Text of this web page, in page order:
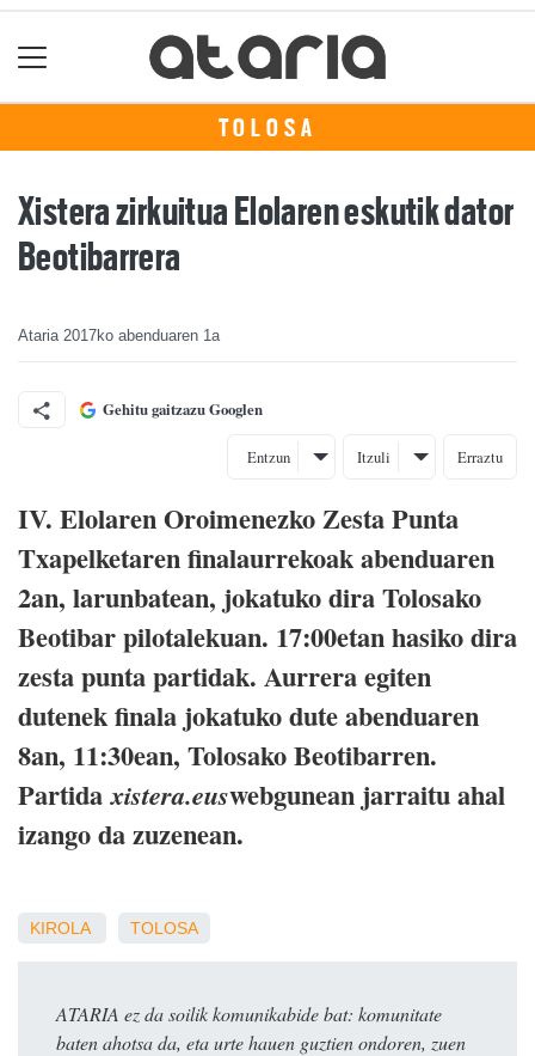
TOLOSA
Xistera zirkuitua Elolaren eskutik dator
Beotibarrera
Ataria 2017ko abenduaren 1a
Gehitu gaitzazu Googlen
Entzun Itzuli Erraztu
IV. Elolaren Oroimenezko Zesta Punta
Txapelketaren finalaurrekoak abenduaren
2an, larunbatean, jokatuko dira Tolosako
Beotibar pilotalekuan. 17:00etan hasiko dira
zesta punta partidak. Aurrera egiten
dutenek finala jokatuko dute abenduaren
8an, 11:30ean, Tolosako Beotibarren.
Partidaxistera.euswebgunean jarraitu ahal
izango da zuzenean.
KIROLA TOLOSA
ATARIA ez da soilik komunikabide bat: komunitate
baten ahotsa da, eta urte hauen guztien ondoren, zuen